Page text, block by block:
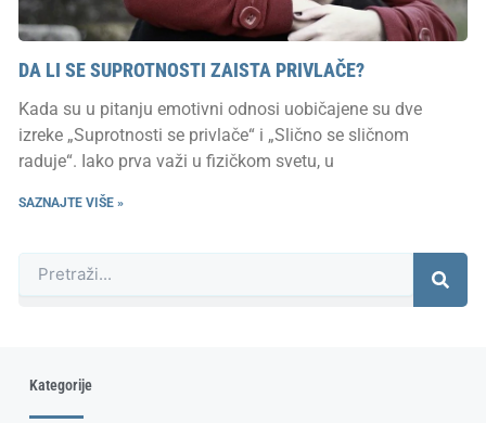
DA LI SE SUPROTNOSTI ZAISTA PRIVLAČE?
Kada su u pitanju emotivni odnosi uobičajene su dve
izreke „Suprotnosti se privlače“ i „Slično se sličnom
raduje“. Iako prva važi u fizičkom svetu, u
SAZNAJTE VIŠE »
Kategorije